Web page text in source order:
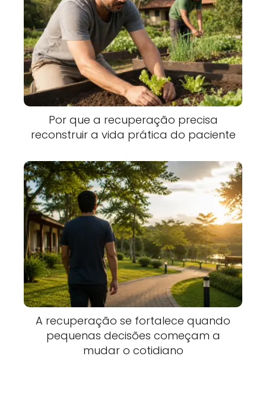
Por que a recuperação precisa
reconstruir a vida prática do paciente
A recuperação se fortalece quando
pequenas decisões começam a
mudar o cotidiano